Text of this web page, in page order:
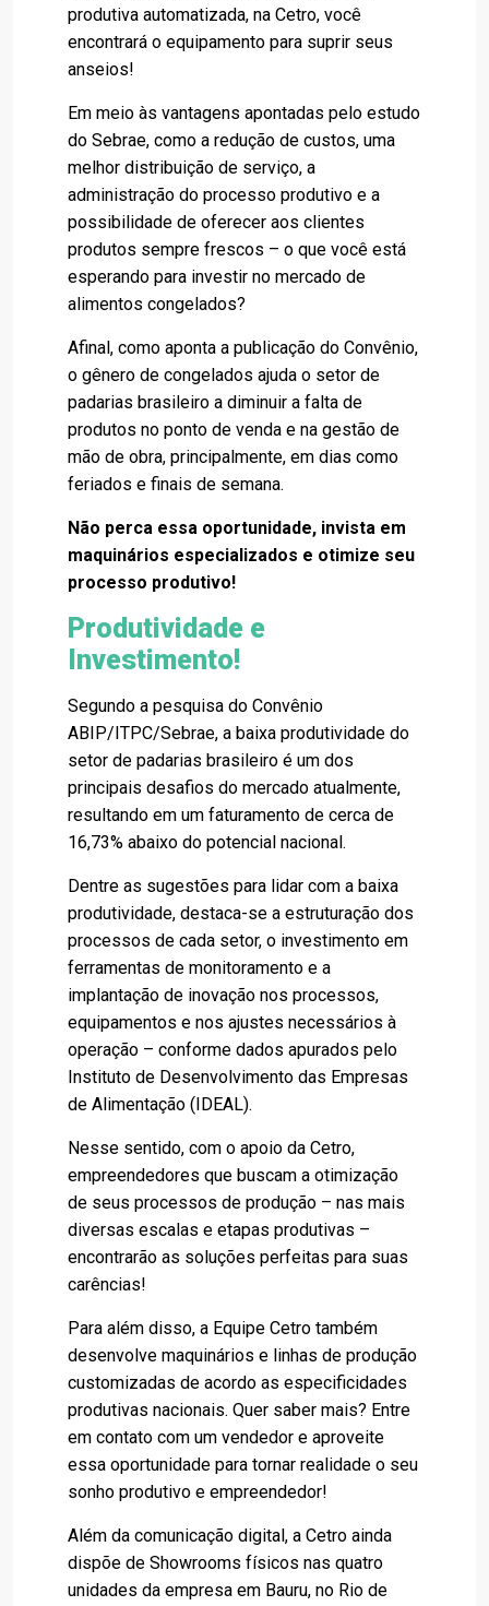
produtiva automatizada, na Cetro, você
encontrará o equipamento para suprir seus
anseios!
Em meio às vantagens apontadas pelo estudo
do Sebrae, como a redução de custos, uma
melhor distribuição de serviço, a
administração do processo produtivo e a
possibilidade de oferecer aos clientes
produtos sempre frescos – o que você está
esperando para investir no mercado de
alimentos congelados?
Afinal, como aponta a publicação do Convênio,
o gênero de congelados ajuda o setor de
padarias brasileiro a diminuir a falta de
produtos no ponto de venda e na gestão de
mão de obra, principalmente, em dias como
feriados e finais de semana.
Não perca essa oportunidade, invista em
maquinários especializados e otimize seu
processo produtivo!
Produtividade e
Investimento!
Segundo a pesquisa do Convênio
ABIP/ITPC/Sebrae, a baixa produtividade do
setor de padarias brasileiro é um dos
principais desafios do mercado atualmente,
resultando em um faturamento de cerca de
16,73% abaixo do potencial nacional.
Dentre as sugestões para lidar com a baixa
produtividade, destaca-se a estruturação dos
processos de cada setor, o investimento em
ferramentas de monitoramento e a
implantação de inovação nos processos,
equipamentos e nos ajustes necessários à
operação – conforme dados apurados pelo
Instituto de Desenvolvimento das Empresas
de Alimentação (IDEAL).
Nesse sentido, com o apoio da Cetro,
empreendedores que buscam a otimização
de seus processos de produção – nas mais
diversas escalas e etapas produtivas –
encontrarão as soluções perfeitas para suas
carências!
Para além disso, a Equipe Cetro também
desenvolve maquinários e linhas de produção
customizadas de acordo as especificidades
produtivas nacionais. Quer saber mais? Entre
em contato com um vendedor e aproveite
essa oportunidade para tornar realidade o seu
sonho produtivo e empreendedor!
Além da comunicação digital, a Cetro ainda
dispõe de Showrooms físicos nas quatro
unidades da empresa em Bauru, no Rio de